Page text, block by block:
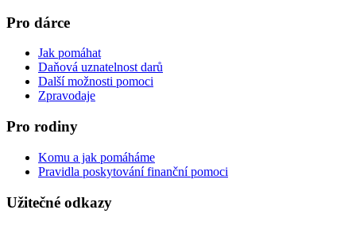
Pro dárce
Jak pomáhat
Daňová uznatelnost darů
Další možnosti pomoci
Zpravodaje
Pro rodiny
Komu a jak pomáháme
Pravidla poskytování finanční pomoci
Užitečné odkazy